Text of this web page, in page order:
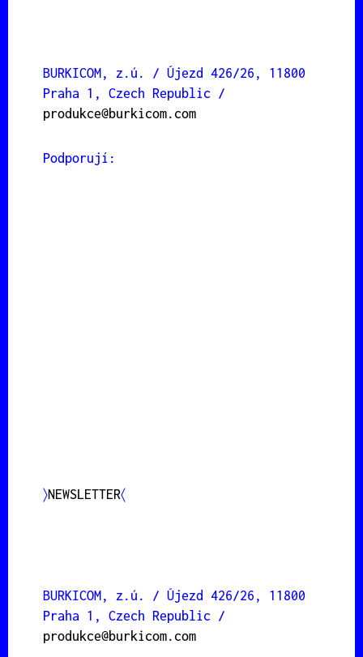
BURKICOM, z.ú. / Újezd 426/26, 11800
Praha 1, Czech Republic /
produkce@burkicom.com
Podporují:
〉NEWSLETTER〈
BURKICOM, z.ú. / Újezd 426/26, 11800
Praha 1, Czech Republic /
produkce@burkicom.com